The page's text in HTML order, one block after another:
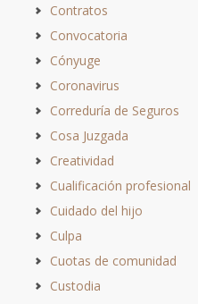
Contratos
Convocatoria
Cónyuge
Coronavirus
Correduría de Seguros
Cosa Juzgada
Creatividad
Cualificación profesional
Cuidado del hijo
Culpa
Cuotas de comunidad
Custodia